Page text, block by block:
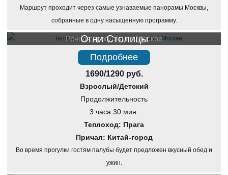
Маршрут проходит через самые узнаваемые панорамы Москвы,
собранные в одну насыщенную программу.
Речная прогулка по Москве
Огни Столицы
Подробнее
1690/1290 руб.
Взрослый/Детский
Продолжительность
3 часа 30 мин.
Теплоход: Прага
Причал: Китай-город
Во время прогулки гостям палубы будет предложен вкусный обед и
ужин.